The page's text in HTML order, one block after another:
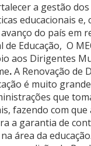
a gestão dos
educacionais e,
do país em
de Educação, O
aos Dirigentes
.A Renovação de
é muito
que
fazendo com
a garantia de
área da